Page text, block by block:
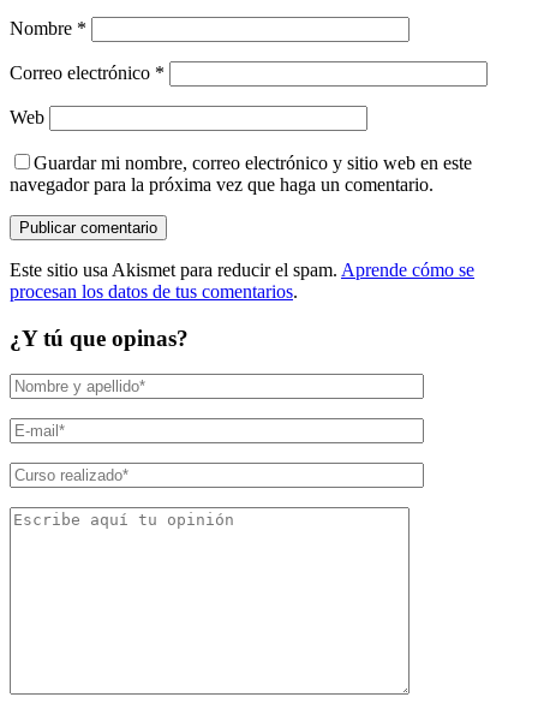
Nombre *
Correo electrónico *
Web
Guardar mi nombre, correo electrónico y sitio web en este
navegador para la próxima vez que haga un comentario.
Este sitio usa Akismet para reducir el spam. Aprende cómo se
procesan los datos de tus comentarios.
¿Y tú que opinas?